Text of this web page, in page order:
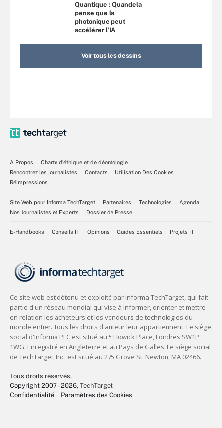
Quantique : Quandela
pense que la
photonique peut
accélérer l’IA
Voir tous les dessins
À Propos
Charte d’éthique et de déontologie
Rencontrez les journalistes
Contacts
Utilisation Des Cookies
Réimpressions
Site Web pour Informa TechTarget Partenaires Technologies
Agenda
Nos Journalistes et Experts
Dossier de Presse
E-Handbooks Conseils IT Opinions Guides Essentiels Projets IT
Tous droits réservés,
Copyright 2007 - 2026, TechTarget
Confidentialité
Paramètres des Cookies